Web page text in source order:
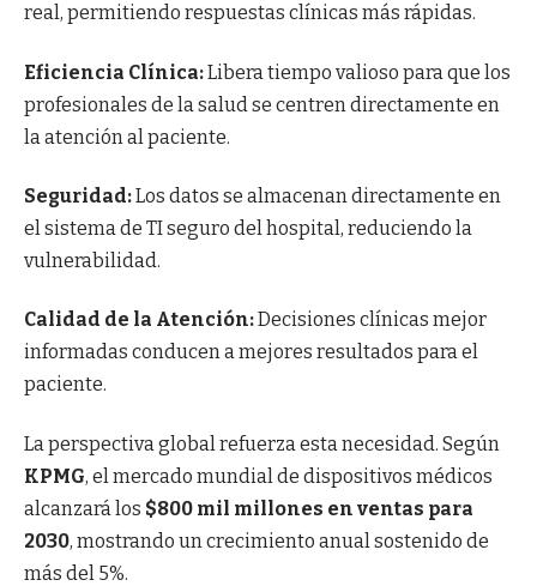
real, permitiendo respuestas clínicas más rápidas.
Eficiencia Clínica:Libera tiempo valioso para que los
profesionales de la salud se centren directamente en
la atención al paciente.
Seguridad:Los datos se almacenan directamente en
el sistema de TI seguro del hospital, reduciendo la
vulnerabilidad.
Calidad de la Atención:Decisiones clínicas mejor
informadas conducen a mejores resultados para el
paciente.
La perspectiva global refuerza esta necesidad. Según
KPMG, el mercado mundial de dispositivos médicos
alcanzará los $800 mil millones en ventas para
2030, mostrando un crecimiento anual sostenido de
más del 5%.